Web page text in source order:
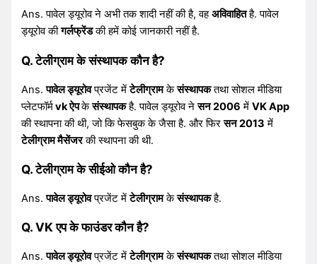
Ans. पावेल ड्यूरोव ने अभी तक शादी नहीं की है, वहअविवाहितहै. पावेल
ड्यूरोव कीगर्लफ्रेंडकी हमें कोई जानकारी नहीं है.
Q. टेलीग्राम के संस्थापक कौन है?
Ans.पावेल ड्यूरोवप्रजेंट मेंटेलीग्रामकेसंस्थापकतथा सोशल मीडिया
प्लेटफॉर्मvk ऐपकेसंस्थापकहै. पावेल ड्यूरोव नेसन 2006 मेंVK App
की स्थापना की थी, जो कि फेसबुक के जैसा है. और फिरसन 2013 में
टेलीग्राम मैसेंजरकी स्थापना की थी.
Q. टेलीग्राम के सीईओ कौन है?
Ans.पावेल ड्यूरोवप्रजेंट मेंटेलीग्रामकेसंस्थापकहै.
Q. VK एप के फाउंडर कौन है?
Ans.पावेल ड्यूरोवप्रजेंट मेंटेलीग्रामकेसंस्थापकतथा सोशल मीडिया